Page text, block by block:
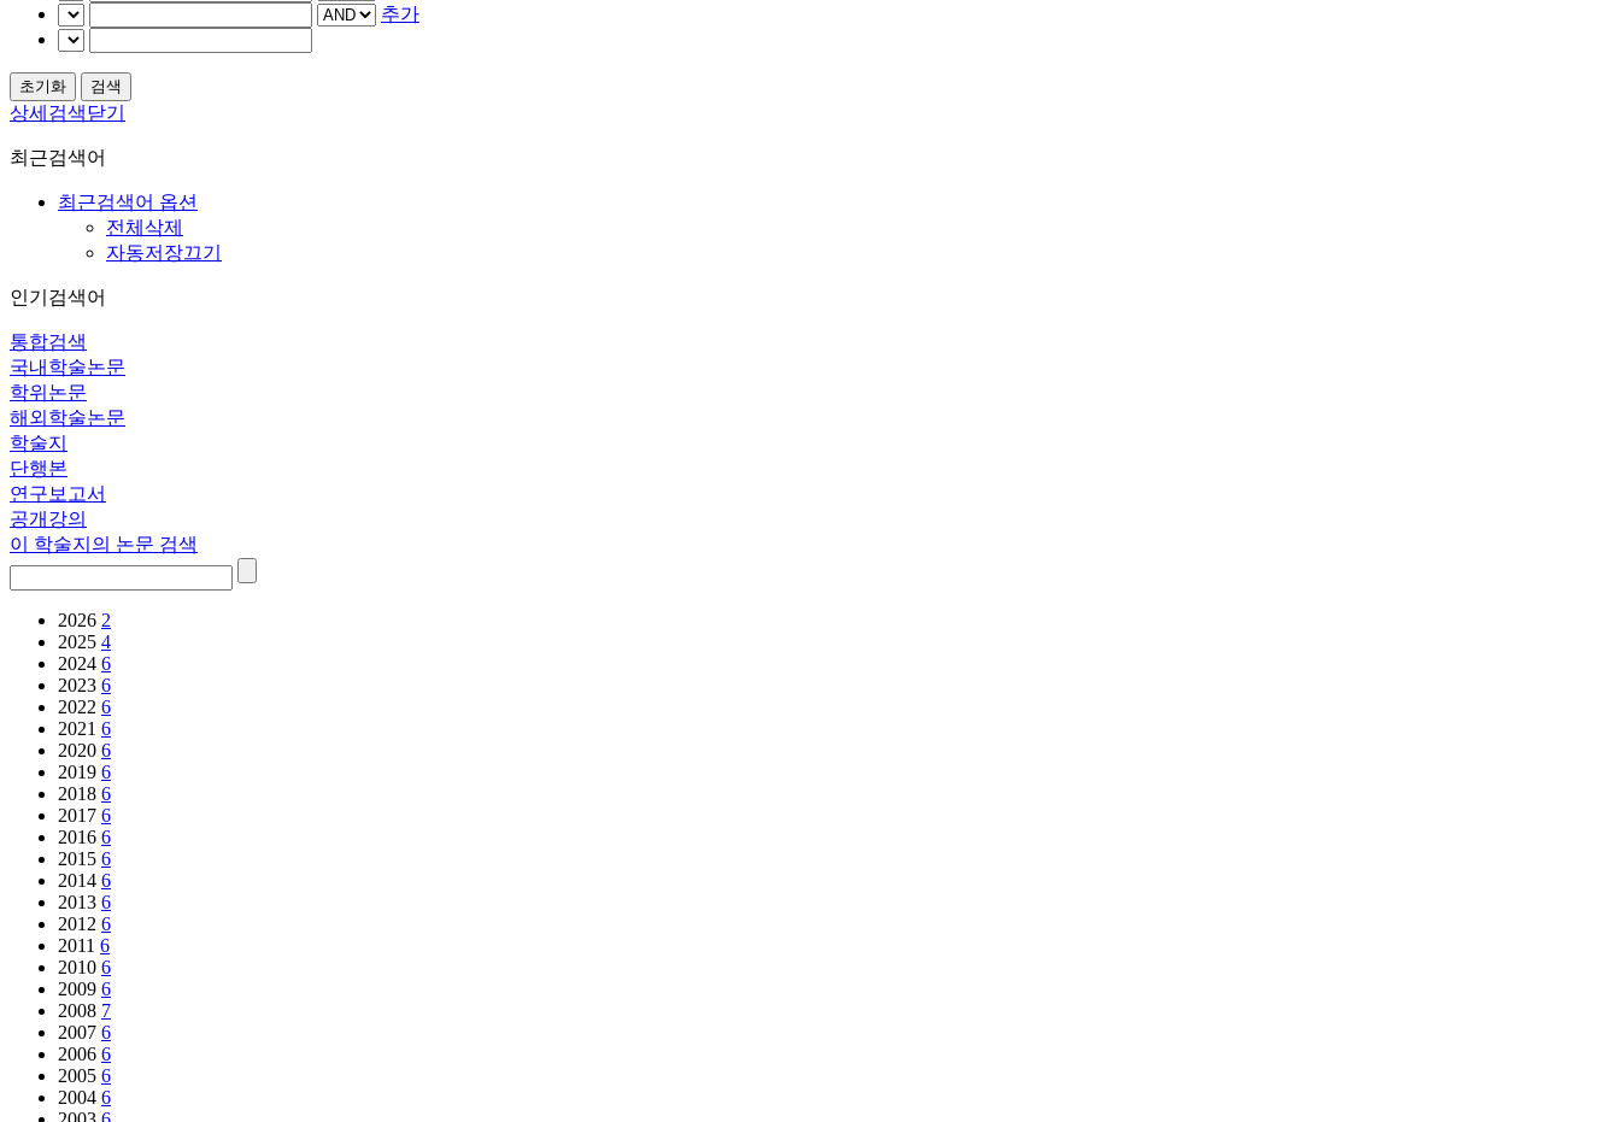
추가
상세검색닫기
최근검색어
최근검색어 옵션
전체삭제
자동저장끄기
인기검색어
통합검색
국내학술논문
학위논문
해외학술논문
학술지
단행본
연구보고서
공개강의
이 학술지의 논문 검색
2026 2
2025 4
2024 6
2023 6
2022 6
2021 6
2020 6
2019 6
2018 6
2017 6
2016 6
2015 6
2014 6
2013 6
2012 6
2011 6
2010 6
2009 6
2008 7
2007 6
2006 6
2005 6
2004 6